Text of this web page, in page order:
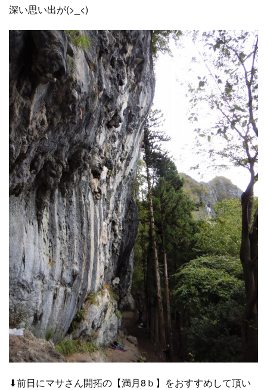
深い思い出が(>_<)
⬇前日にマサさん開拓の【満月8ｂ】をおすすめして頂い